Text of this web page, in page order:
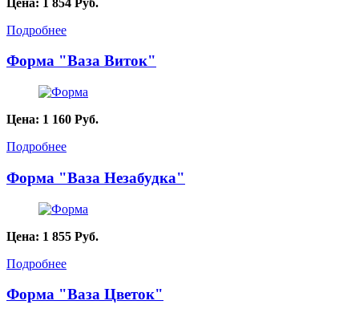
Подробнее
Форма "Ваза Виток"
Цена: 1 160 Руб.
Подробнее
Форма "Ваза Незабудка"
Цена: 1 855 Руб.
Подробнее
Форма "Ваза Цветок"